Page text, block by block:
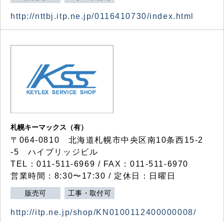
http://nttbj.itp.ne.jp/0116410730/index.html
札幌キーマックス（有）
〒064-0810 北海道札幌市中央区南10条西15-2
-5 ハイブリッジビル
TEL：011-511-6969 / FAX：011-511-6970
営業時間：8:30〜17:30 / 定休日：日曜日
販売可 工事・取付可
http://itp.ne.jp/shop/KN0100112400000008/